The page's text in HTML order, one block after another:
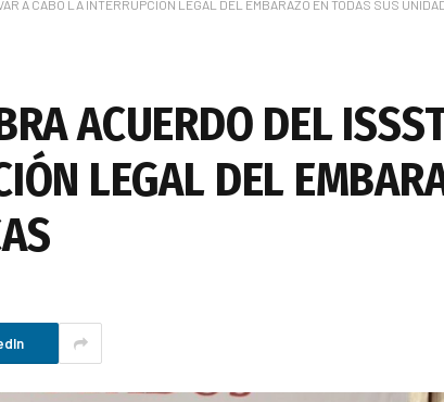
A CABO LA INTERRUPCIÓN LEGAL DEL EMBARAZO EN TODAS SUS
ACUERDO DEL
LEGAL DEL